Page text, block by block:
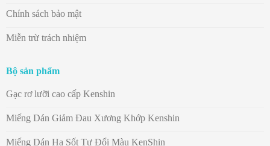
Chính sách bảo mật
Miễn trừ trách nhiệm
Bộ sản phẩm
Gạc rơ lưỡi cao cấp Kenshin
Miếng Dán Giảm Đau Xương Khớp Kenshin
Miếng Dán Hạ Sốt Tự Đổi Màu KenShin